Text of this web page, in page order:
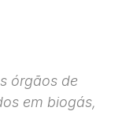
órgãos de
em biogás,